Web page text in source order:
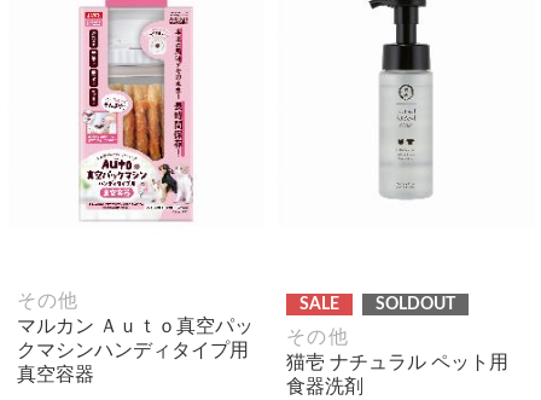
その他
マルカン Ａｕｔｏ真空パッ
クマシンハンディタイプ用
真空容器
SALE SOLDOUT
その他
猫壱 ナチュラル ペット用
食器洗剤